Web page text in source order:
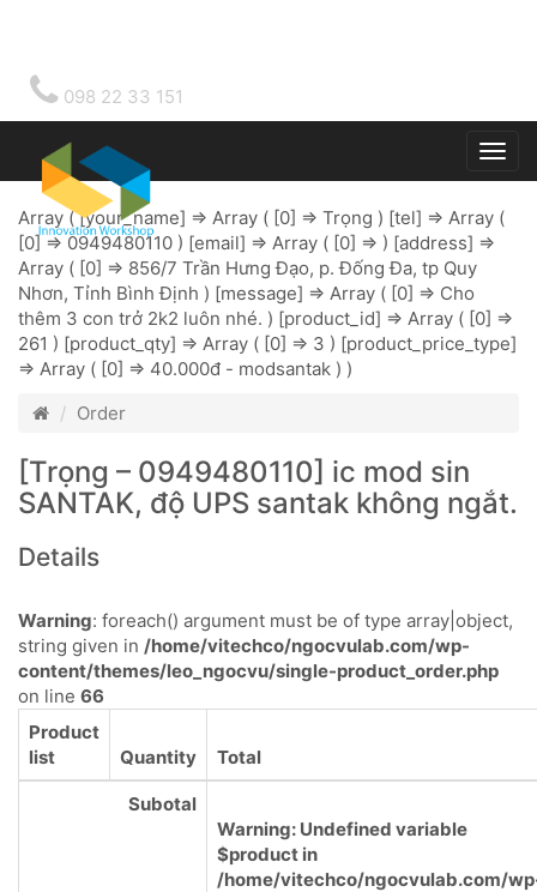
098 22 33 151
Array ( [your_name] => Array ( [0] => Trọng ) [tel] => Array (
[0] => 0949480110 ) [email] => Array ( [0] => ) [address] =>
Array ( [0] => 856/7 Trần Hưng Đạo, p. Đống Đa, tp Quy
Nhơn, Tỉnh Bình Định ) [message] => Array ( [0] => Cho
thêm 3 con trở 2k2 luôn nhé. ) [product_id] => Array ( [0] =>
261 ) [product_qty] => Array ( [0] => 3 ) [product_price_type]
=> Array ( [0] => 40.000đ - modsantak ) )
Order
[Trọng – 0949480110] ic mod sin
SANTAK, độ UPS santak không ngắt.
Details
Warning: foreach() argument must be of type array|object,
string given in /home/vitechco/ngocvulab.com/wp-
content/themes/leo_ngocvu/single-product_order.php
on line 66
Product
list
Quantity Total
Subotal
Warning: Undefined variable
$product in
/home/vitechco/ngocvulab.com/